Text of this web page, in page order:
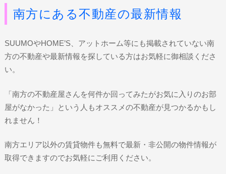
南方にある不動産の最新情報
SUUMOやHOME’S、アットホーム等にも掲載されていない南
方の不動産や最新情報を探している方はお気軽に御相談くださ
い。
「南方の不動産屋さんを何件か回ってみたがお気に入りのお部
屋がなかった」という人もオススメの不動産が見つかるかもし
れません！
南方エリア以外の賃貸物件も無料で最新・非公開の物件情報が
取得できますのでお気軽にご利用ください。